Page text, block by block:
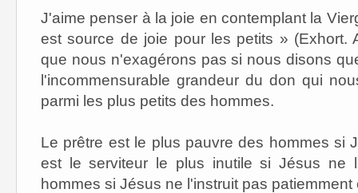
J'aime penser à la joie en contemplant la
est source de joie pour les petits » (Exhort.
que nous n'exagérons pas si nous disons
l'incommensurable grandeur du don qui
parmi les plus petits des hommes.
Le prêtre est le plus pauvre des hommes si
est le serviteur le plus inutile si Jésus ne
hommes si Jésus ne l'instruit pas